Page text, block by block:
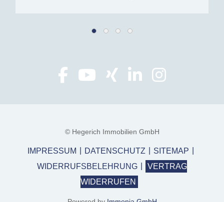
© Hegerich Immobilien GmbH
IMPRESSUM DATENSCHUTZ
SITEMAP
WIDERRUFSBELEHRUNG
VERTRAG
WIDERRUFEN